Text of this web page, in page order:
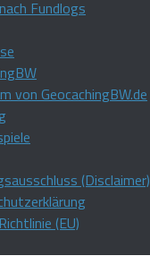
Fundlogs
von GeocachingBW.de
(Disclaimer)
(EU)